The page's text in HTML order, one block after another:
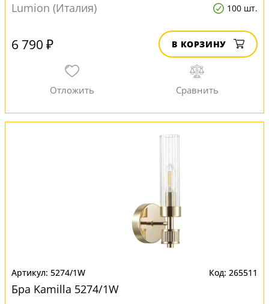
Lumion (Италия) 100 шт.
6 790 ₽ В КОРЗИНУ
5274/1W 265511
Бра Kamilla 5274/1W